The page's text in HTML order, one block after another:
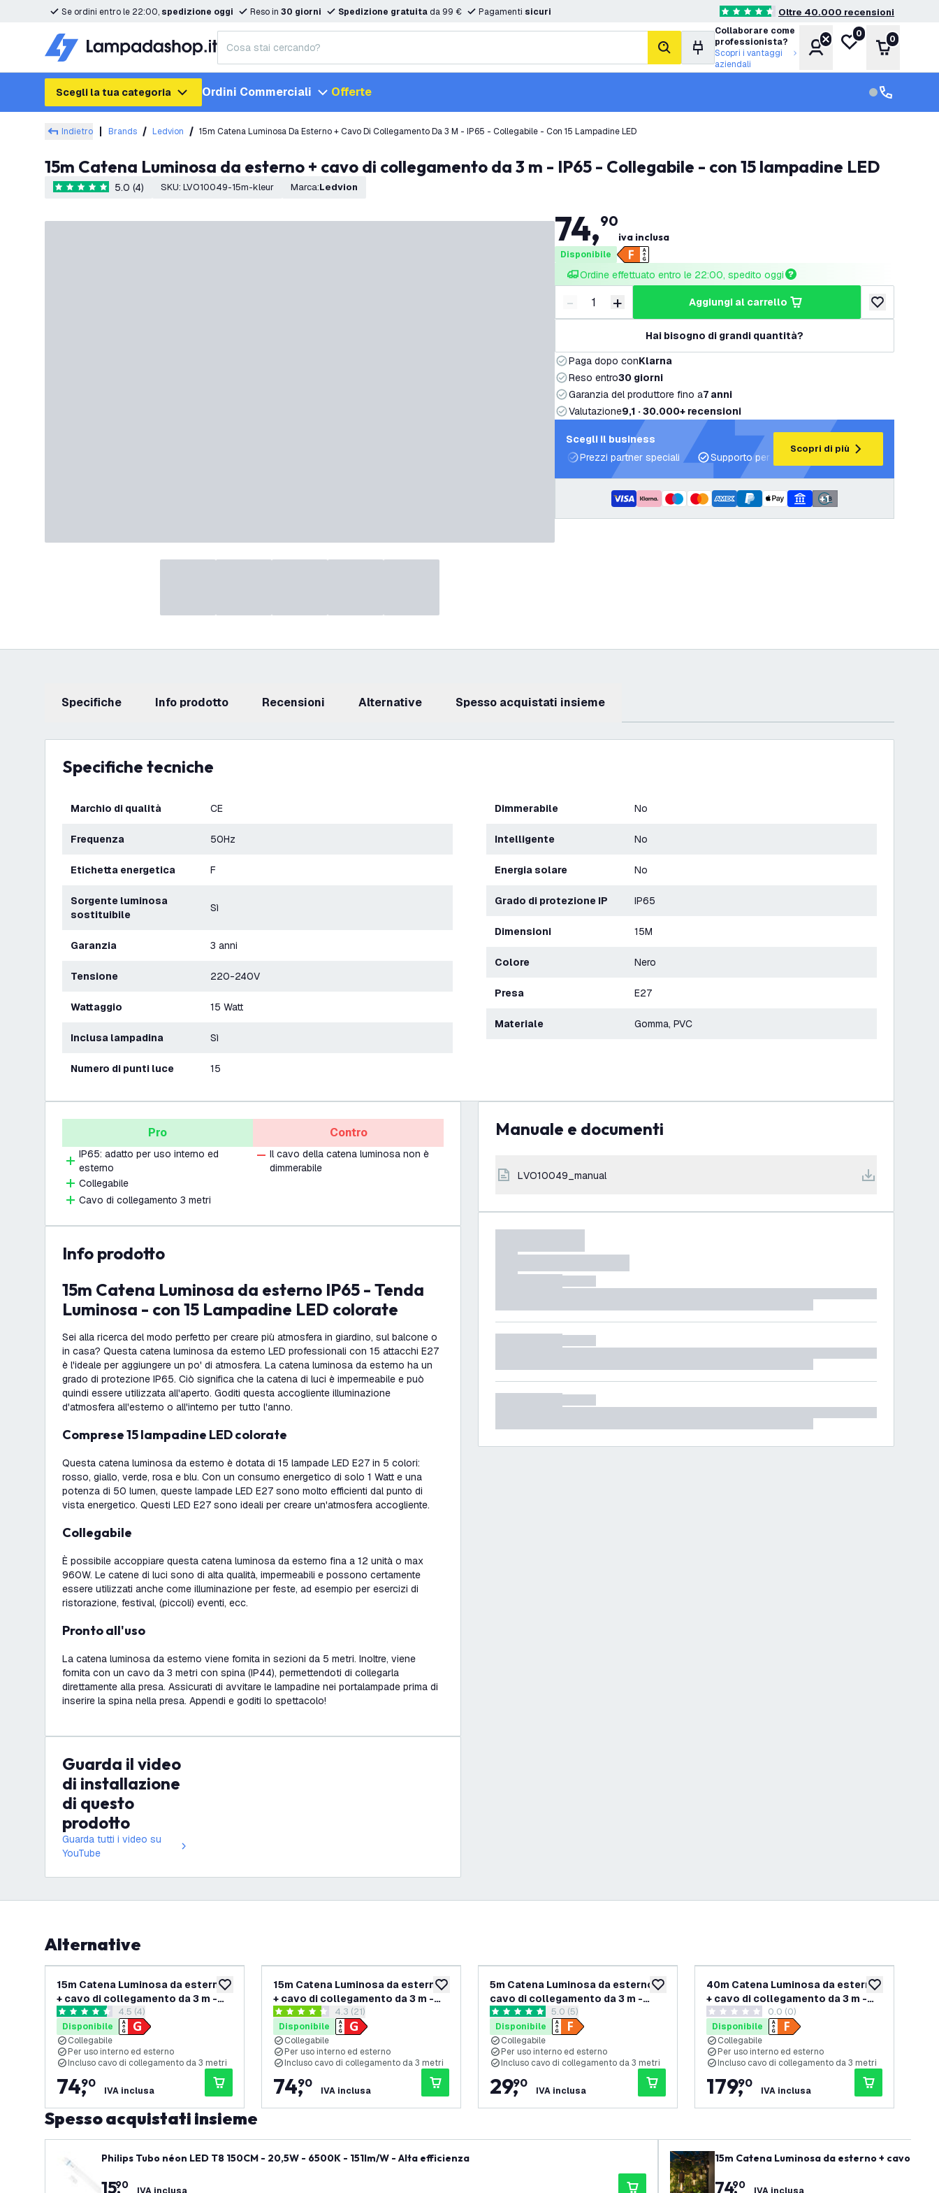
Se ordini entro le 22:00, spedizione oggi Reso in 30 giorni Spedizione gratuita da 99 € Pagamenti sicuri 4.6 stelle di valutazione
Oltre 40.000 recensioni
cerca
Collaborare come
professionista?
Scopri i vantaggi
aziendali
AccountLista desideri
0
Carrello
0
Scegli la tua categoria Ordini Commerciali Offerte Servizio
Assistenza
Indietro Brands Ledvion 15m Catena Luminosa Da Esterno + Cavo Di Collegamento Da 3 M - IP65 - Collegabile - Con 15 Lampadine LED
15m Catena Luminosa da esterno + cavo di collegamento da 3 m - IP65 - Collegabile - con 15 lampadine LED
5 stelle di valutazione
5.0 (4) SKU: LVO10049-15m-kleur Marca: Ledvion
74,90
iva inclusa
Disponibile
Ordine effettuato entro le 22:00, spedito oggi
Riduci quantità
- Aumenta quantità
+ aggiungi al carrello
aggiungi alla
Hai bisogno di grandi quantità?
Paga dopo conKlarna
Reso entro30 giorni
Garanzia del produttore fino a7 anni
Valutazione9,1 · 30.000+ recensioni
Scegli il business
Prezzi partner speciali
Supporto per progetti e piani di illuminazione
Scopri di più
+1
Specifiche info prodotto recensioni Alternative Spesso acquistati insieme
Specifiche tecniche
Marchio di qualità CE
Frequenza 50Hz
Etichetta energetica F
Sorgente luminosa
sostituibile
Sì
Garanzia 3 anni
Tensione 220-240V
Wattaggio 15 Watt
Inclusa lampadina Sì
Numero di punti luce 15
Dimmerabile No
Intelligente No
energia solare No
Grado di protezione IP IP65
Dimensioni 15M
Colore Nero
Presa E27
Materiale Gomma, PVC
Pro
IP65: adatto per uso interno ed
esterno
Collegabile
Cavo di collegamento 3 metri
Contro
Il cavo della catena luminosa non è
dimmerabile
info prodotto
15m Catena Luminosa da esterno IP65 - Tenda
Luminosa - con 15 Lampadine LED colorate
Sei alla ricerca del modo perfetto per creare più atmosfera in giardino, sul balcone o
in casa? Questa catena luminosa da esterno LED professionali con 15 attacchi E27
è l'ideale per aggiungere un po' di atmosfera. La catena luminosa da esterno ha un
grado di protezione IP65. Ciò significa che la catena di luci è impermeabile e può
quindi essere utilizzata all'aperto. Goditi questa accogliente illuminazione
d'atmosfera all'esterno o all'interno per tutto l'anno.
Comprese 15 lampadine LED colorate
Questa catena luminosa da esterno è dotata di 15 lampade LED E27 in 5 colori:
rosso, giallo, verde, rosa e blu. Con un consumo energetico di solo 1 Watt e una
potenza di 50 lumen, queste lampade LED E27 sono molto efficienti dal punto di
vista energetico. Questi LED E27 sono ideali per creare un'atmosfera accogliente.
Collegabile
È possibile accoppiare questa catena luminosa da esterno fina a 12 unità o max
960W. Le catene di luci sono di alta qualità, impermeabili e possono certamente
essere utilizzati anche come illuminazione per feste, ad esempio per esercizi di
ristorazione, festival, (piccoli) eventi, ecc.
Pronto all'uso
La catena luminosa da esterno viene fornita in sezioni da 5 metri. Inoltre, viene
fornita con un cavo da 3 metri con spina (IP44), permettendoti di collegarla
direttamente alla presa. Assicurati di avvitare le lampadine nei portalampade prima di
inserire la spina nella presa. Appendi e goditi lo spettacolo!
Guarda il video
di installazione
di questo
prodotto
Guarda tutti i video su
YouTube
Manuale e documenti
LVO10049_manual
Alternative
aggiungi alla lista desideri
15m Catena Luminosa da esterno
+ cavo di collegamento da 3 m -
IP65 - Collegabile - con 15
lampadine LED
apri il cassetto delle recensioni
4.5 stelle di valutazione
4.5 (4)
Disponibile
Collegabile
Per uso interno ed esterno
Incluso cavo di collegamento da 3 metri
74,
90
IVA inclusa
aggiungi alla lista desideri
15m Catena Luminosa da esterno
+ cavo di collegamento da 3 m -
IP65 - Collegabile - con 15
lampadine LED
apri il cassetto delle recensioni
4.3 stelle di valutazione
4.3 (21)
Disponibile
Collegabile
Per uso interno ed esterno
Incluso cavo di collegamento da 3 metri
74,
90
IVA inclusa
aggiungi alla lista desideri
5m Catena Luminosa da esterno +
cavo di collegamento da 3 m -
IP65 - Collegabile - con 5
lampadine LED
apri il cassetto delle recensioni
5 stelle di valutazione
5.0 (5)
Disponibile
Collegabile
Per uso interno ed esterno
Incluso cavo di collegamento da 3 metri
29,
90
IVA inclusa
aggiungi alla
40m Catena Luminosa da esterno
+ cavo di collegamento da 3 m -
IP65 - Collegabile - con 40
lampadine LED
0 stelle di valutazione
0.0 (0)
Disponibile
Collegabile
Per uso interno ed esterno
Incluso cavo di collegamento da 3 metri
179,
90
IVA inclusa
Spesso acquistati insieme
Philips Tubo néon LED T8 150CM - 20,5W - 6500K - 151lm/W - Alta efficienza
15,
90
15m Catena Luminosa da esterno + cavo di
74,
90